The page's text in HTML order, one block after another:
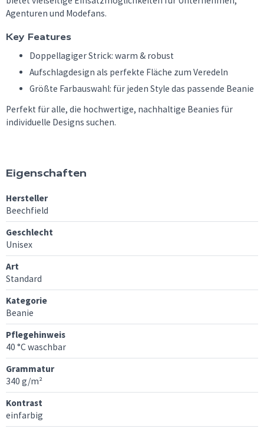
Agenturen und Modefans.
Key Features
Doppellagiger Strick: warm & robust
Aufschlagdesign als perfekte Fläche zum Veredeln
Größte Farbauswahl: für jeden Style das passende Beanie
Perfekt für alle, die hochwertige, nachhaltige Beanies für
individuelle Designs suchen.
Eigenschaften
Hersteller
Beechfield
Geschlecht
Unisex
Art
Standard
Kategorie
Beanie
Pflegehinweis
40 °C waschbar
Grammatur
340 g/m²
Kontrast
einfarbig